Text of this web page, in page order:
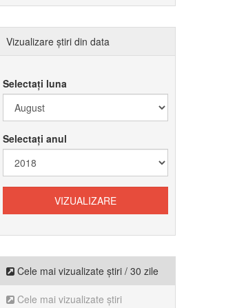
Vizualizare știri din data
Selectați luna
Selectați anul
Cele mai vizualizate știri / 30 zile
Cele mai vizualizate știri